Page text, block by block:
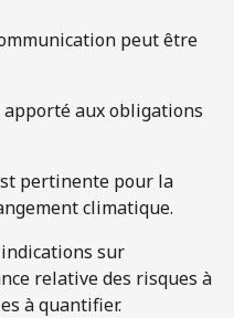
peut être
apporté aux obligations
pertinente pour la
climatique.
sur
relative des risques à
à quantifier.